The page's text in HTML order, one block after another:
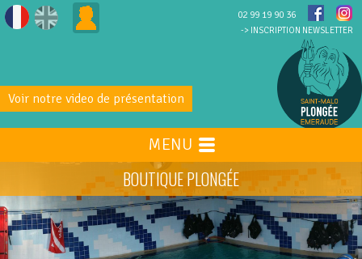
-> INSCRIPTION NEWSLETTER
02 99 19 90 36
Voir notre video de présentation
BOUTIQUE PLONGÉE
MENU